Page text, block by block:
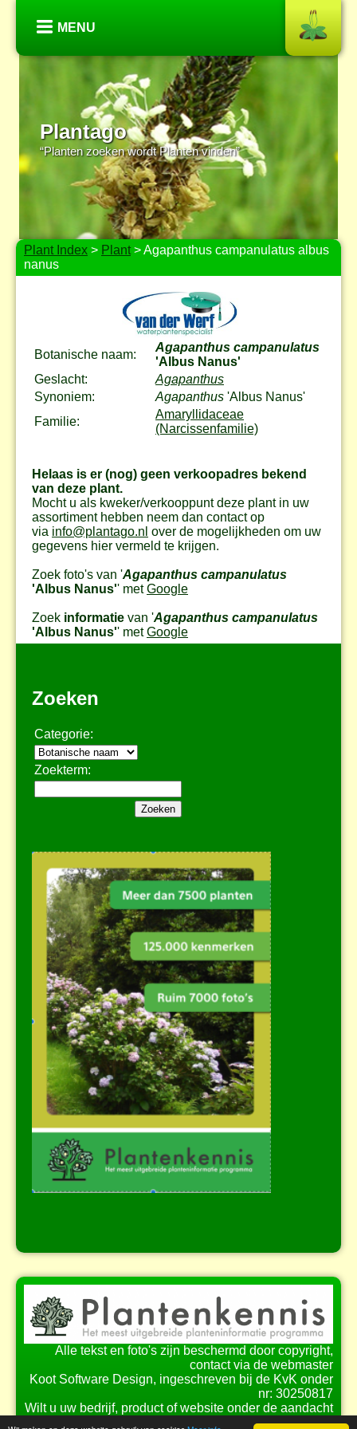
MENU
Plantago
“Planten zoeken wordt Planten vinden”
Plant Index > Plant> Agapanthus campanulatus albus
nanus
Botanische naam:
Agapanthus campanulatus
'Albus Nanus'
Geslacht:
Agapanthus
Synoniem:
Agapanthus 'Albus Nanus'
Familie:
Amaryllidaceae
(Narcissenfamilie)
Helaas is er (nog) geen verkoopadres bekend
van deze plant.
Mocht u als kweker/verkooppunt deze plant in uw
assortiment hebben neem dan contact op
via info@plantago.nl over de mogelijkheden om uw
gegevens hier vermeld te krijgen.
Zoek foto's van 'Agapanthus campanulatus
'Albus Nanus'' metGoogle
Zoek informatie van 'Agapanthus campanulatus
'Albus Nanus'' metGoogle
Zoeken
Categorie:
Zoekterm:
Alle tekst en foto's zijn beschermd door copyright,
contact via de webmaster
Koot Software Design, ingeschreven bij de KvK onder
nr: 30250817
Wilt u uw bedrijf, product of website onder de aandacht
brengen bij onze bezoekers?